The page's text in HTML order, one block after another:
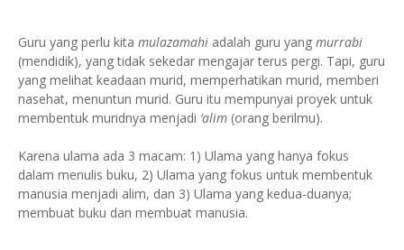
Guru yang perlu kita mulazamahi adalah guru yang murrabi
(mendidik), yang tidak sekedar mengajar terus pergi. Tapi, guru
yang melihat keadaan murid, memperhatikan murid, memberi
nasehat, menuntun murid. Guru itu mempunyai proyek untuk
membentuk muridnya menjadi ‘alim (orang berilmu).
Karena ulama ada 3 macam: 1) Ulama yang hanya fokus
dalam menulis buku, 2) Ulama yang fokus untuk membentuk
manusia menjadi alim, dan 3) Ulama yang kedua-duanya;
membuat buku dan membuat manusia.